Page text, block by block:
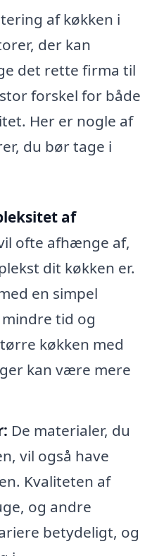
af køkken i
der kan
det rette firma til
forskel for både
Her er nogle af
du bør tage i
af
ofte afhænge af,
dit køkken er.
en simpel
tid og
køkken med
kan være mere
De materialer, du
vil også have
Kvaliteten af
og andre
betydeligt, og